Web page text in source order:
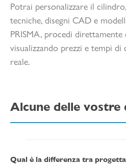
Potrai personalizzare il
tecniche, disegni CAD e
PRISMA, procedi
visualizzando prezzi e tempi di
reale.
Alcune delle vostre
Qual è la differenza tra